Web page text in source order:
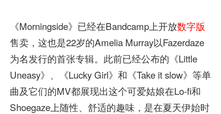
《Morningside》已经在Bandcamp上开放数字版
售卖，这也是22岁的Amelia Murray以Fazerdaze
为名发行的首张专辑。此前已经公布的《Little
Uneasy》、《Lucky Girl》和《Take it slow》等单
曲及它们的MV都展现出这个可爱姑娘在Lo-fi和
Shoegaze上随性、舒适的趣味，是在夏天伊始时